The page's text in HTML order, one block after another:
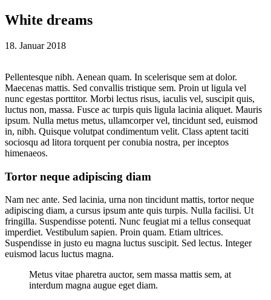
White dreams
18. Januar 2018
Pellentesque nibh. Aenean quam. In scelerisque sem at dolor.
Maecenas mattis. Sed convallis tristique sem. Proin ut ligula vel
nunc egestas porttitor. Morbi lectus risus, iaculis vel, suscipit quis,
luctus non, massa. Fusce ac turpis quis ligula lacinia aliquet. Mauris
ipsum. Nulla metus metus, ullamcorper vel, tincidunt sed, euismod
in, nibh. Quisque volutpat condimentum velit. Class aptent taciti
sociosqu ad litora torquent per conubia nostra, per inceptos
himenaeos.
Tortor neque adipiscing diam
Nam nec ante. Sed lacinia, urna non tincidunt mattis, tortor neque
adipiscing diam, a cursus ipsum ante quis turpis. Nulla facilisi. Ut
fringilla. Suspendisse potenti. Nunc feugiat mi a tellus consequat
imperdiet. Vestibulum sapien. Proin quam. Etiam ultrices.
Suspendisse in justo eu magna luctus suscipit. Sed lectus. Integer
euismod lacus luctus magna.
Metus vitae pharetra auctor, sem massa mattis sem, at
interdum magna augue eget diam.